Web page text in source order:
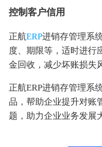
控制客户信用
正航ERP进销存管理系
度、期限等，适时进行
金回收，减少坏账损失
正航ERP进销存管理系
品，帮助企业提升对账
题，助力企业业务发展